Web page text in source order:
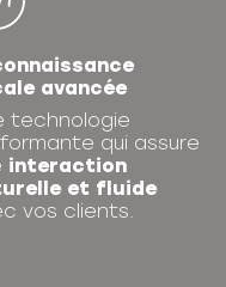
avancée
technologie
qui assure
interaction
et fluide
vos clients.